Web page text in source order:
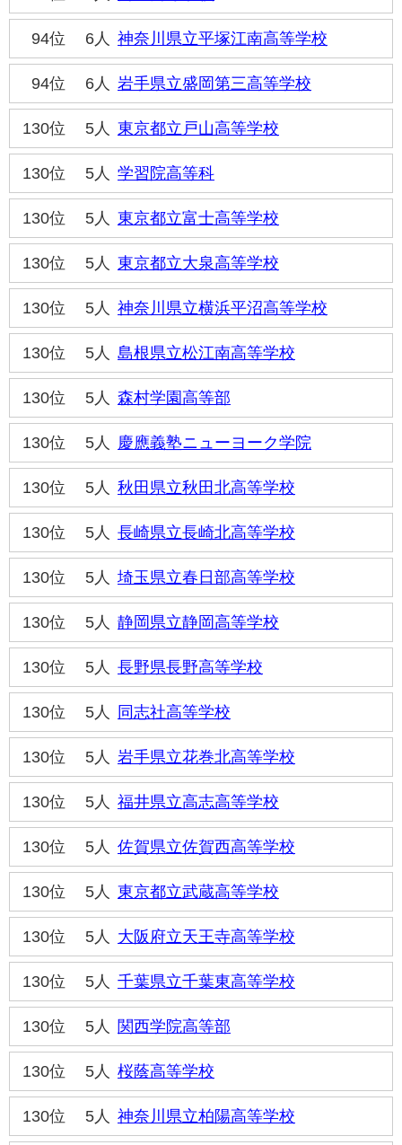
94位 6人 神奈川県立平塚江南高等学校
94位 6人 岩手県立盛岡第三高等学校
130位 5人 東京都立戸山高等学校
130位 5人 学習院高等科
130位 5人 東京都立富士高等学校
130位 5人 東京都立大泉高等学校
130位 5人 神奈川県立横浜平沼高等学校
130位 5人 島根県立松江南高等学校
130位 5人 森村学園高等部
130位 5人 慶應義塾ニューヨーク学院
130位 5人 秋田県立秋田北高等学校
130位 5人 長崎県立長崎北高等学校
130位 5人 埼玉県立春日部高等学校
130位 5人 静岡県立静岡高等学校
130位 5人 長野県長野高等学校
130位 5人 同志社高等学校
130位 5人 岩手県立花巻北高等学校
130位 5人 福井県立高志高等学校
130位 5人 佐賀県立佐賀西高等学校
130位 5人 東京都立武蔵高等学校
130位 5人 大阪府立天王寺高等学校
130位 5人 千葉県立千葉東高等学校
130位 5人 関西学院高等部
130位 5人 桜蔭高等学校
130位 5人 神奈川県立柏陽高等学校